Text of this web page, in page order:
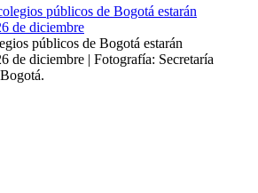
públicos de Bogotá estarán
de diciembre | Fotografía: Secretaría